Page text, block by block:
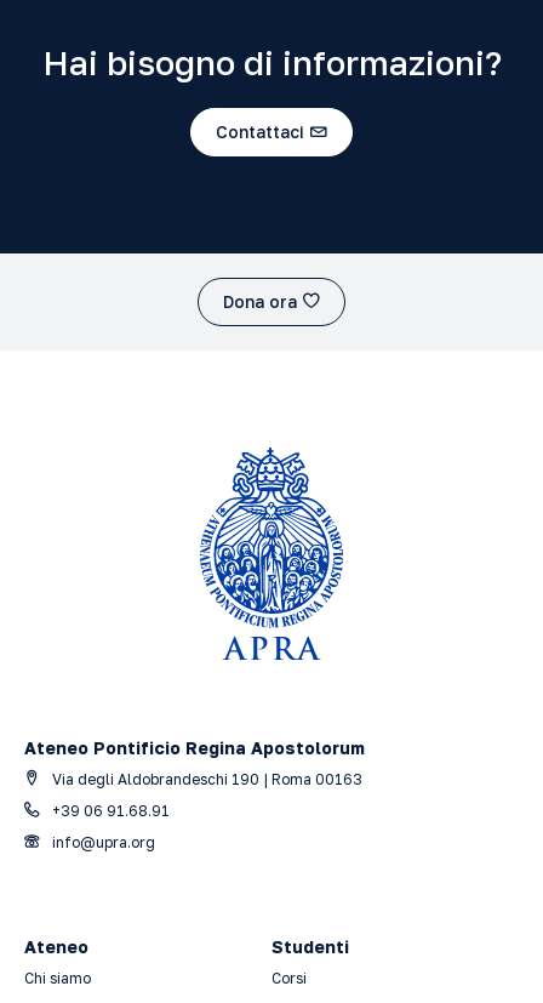
Hai bisogno di informazioni?
Contattaci
Dona ora
Ateneo Pontificio Regina Apostolorum
Via degli Aldobrandeschi 190 | Roma 00163
+39 06 91.68.91
info@upra.org
Ateneo
Chi siamo
Studenti
Corsi